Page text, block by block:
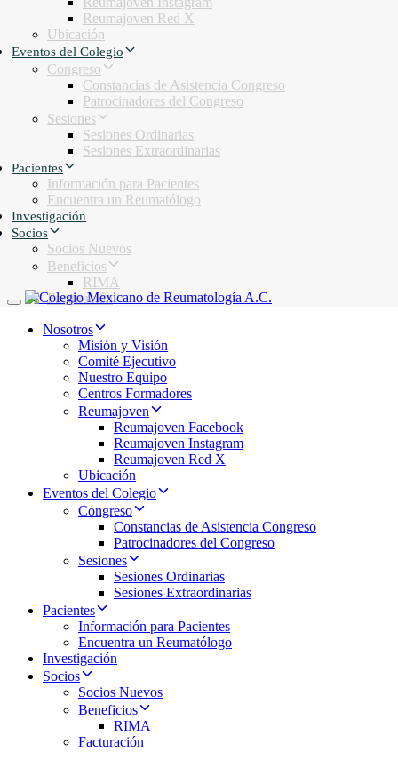
Reumajoven Red X
Ubicación
Eventos del Colegio
Congreso
Constancias de Asistencia Congreso
Patrocinadores del Congreso
Sesiones
Sesiones Ordinarias
Sesiones Extraordinarias
Pacientes
Información para Pacientes
Encuentra un Reumatólogo
Investigación
Socios
Socios Nuevos
Beneficios
RIMA
Facturación
Toggle navigation
Nosotros
Misión y Visión
Comité Ejecutivo
Nuestro Equipo
Centros Formadores
Reumajoven
Reumajoven Facebook
Reumajoven Instagram
Reumajoven Red X
Ubicación
Eventos del Colegio
Congreso
Constancias de Asistencia Congreso
Patrocinadores del Congreso
Sesiones
Sesiones Ordinarias
Sesiones Extraordinarias
Pacientes
Información para Pacientes
Encuentra un Reumatólogo
Investigación
Socios
Socios Nuevos
Beneficios
RIMA
Facturación